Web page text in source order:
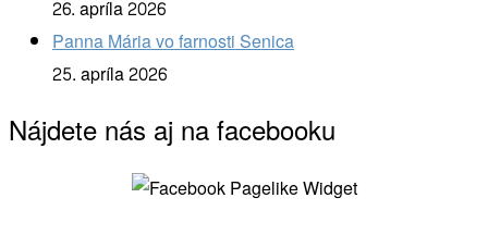
26. apríla 2026
Panna Mária vo farnosti Senica
25. apríla 2026
Nájdete nás aj na facebooku